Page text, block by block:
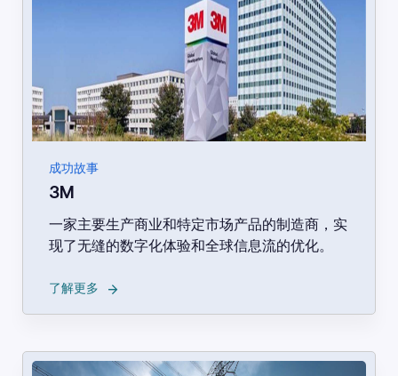
成功故事
3M
一家主要生产商业和特定市场产品的制造商，实
现了无缝的数字化体验和全球信息流的优化。
了解更多 →